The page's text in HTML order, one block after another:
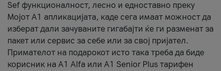
Sef функционалност, лесно и едноставно преку
Мојот А1 апликацијата, каде сега имаат можност да
изберат дали зачуваните гигабајти ќе ги разменат за
пакет или сервис за себе или за свој пријател.
Примателот на подарокот исто така треба да биде
корисник на А1 Alfa или A1 Senior Plus тарифен